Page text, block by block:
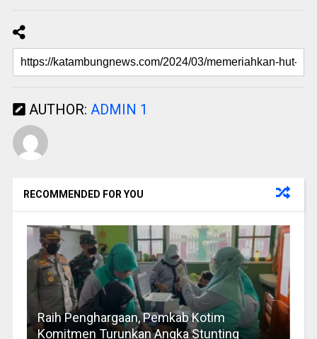
AUTHOR: ADMIN 1
RECOMMENDED FOR YOU
Raih Penghargaan, Pemkab Kotim
Komitmen Turunkan Angka Stunting